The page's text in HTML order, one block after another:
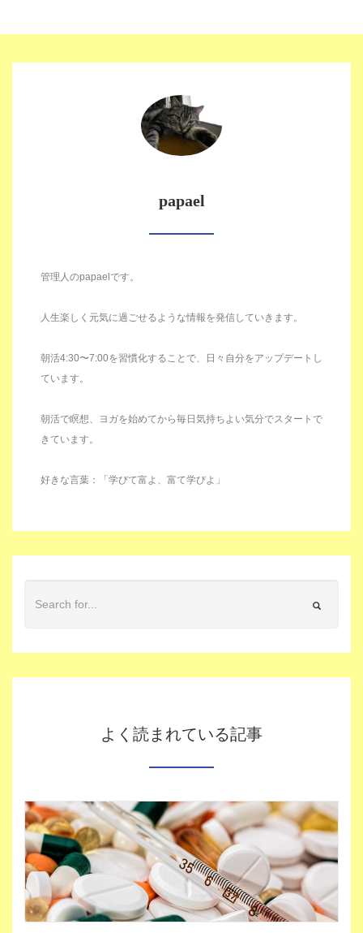
papael
管理人のpapaelです。
人生楽しく元気に過ごせるような情報を発信していきます。
朝活4:30〜7:00を習慣化することで、日々自分をアップデートし
ています。
朝活で瞑想、ヨガを始めてから毎日気持ちよい気分でスタートで
きています。
好きな言葉：「学びて富よ、富て学びよ」
よく読まれている記事